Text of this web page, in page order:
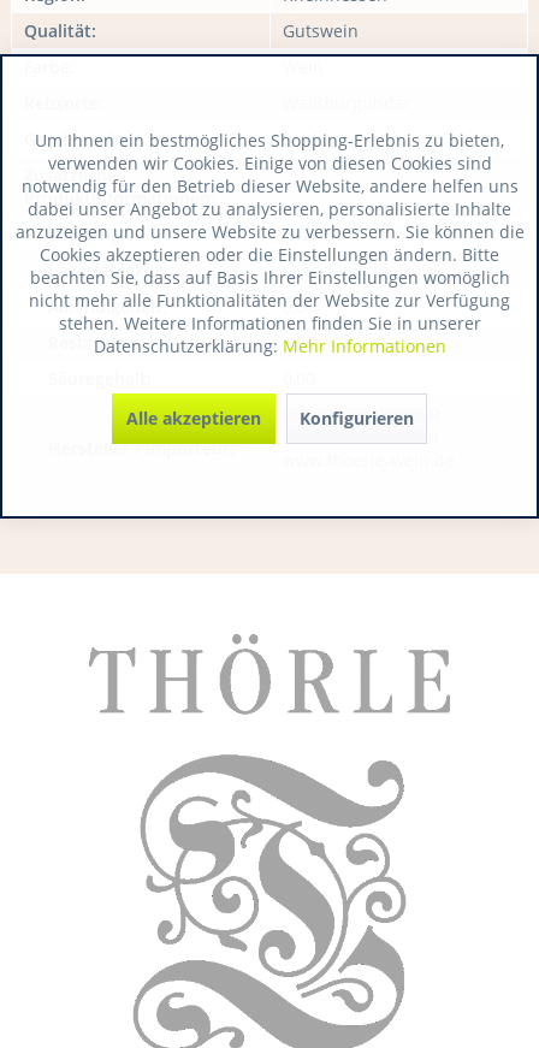
Qualität:
Gutswein
Geschmack:
trocken
Zusätzliche
Produktinformationen:
Jahrgang:
2022
Lagerfähigkeit:
Lagerfähig bis 2026
Alkoholgehalt:
0,00
Restzucker:
0,00
Hersteller / Importeur:
WeingutThörle GbR
DE 55291 Saulheim
Um Ihnen ein bestmögliches Shopping-Erlebnis zu bieten,
verwenden wir Cookies. Einige von diesen Cookies sind
notwendig für den Betrieb dieser Website, andere helfen uns
dabei unser Angebot zu analysieren, personalisierte Inhalte
anzuzeigen und unsere Website zu verbessern. Sie können die
Cookies akzeptieren oder die Einstellungen ändern. Bitte
beachten Sie, dass auf Basis Ihrer Einstellungen womöglich
nicht mehr alle Funktionalitäten der Website zur Verfügung
stehen. Weitere Informationen finden Sie in unserer
Datenschutzerklärung: Mehr Informationen
Alle akzeptieren Konfigurieren